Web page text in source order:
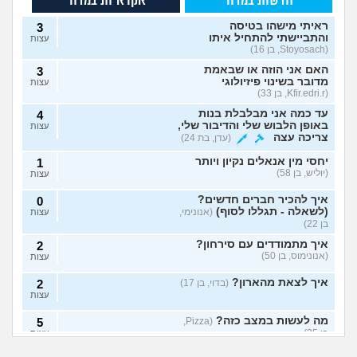
ראיתי מישהו בטיסה
והתביישתי להתחיל איתו
(Stoyosach, בן 16)
3
עצות
האם אני הוזה או שבאמת
מדובר בשינוי פיזיולוגי
(Kfir.edri.r, בן 33)
3
עצות
עד כמה אני מבלבלת בנות
באופן הלבוש שלי והדיבור שלי,
צריכה עצה
(עדן, בת 24)
4
עצות
יחסי מין אנאלים נקיון ויותר
(יוליש, בן 58)
1
עצות
איך להכיר חברים חדשים?
(לשאלה - תגללו לסוף) (אנונימי,
בן 22)
0
עצות
איך מתמודדים עם סירחון?
(אנונימוס, בן 50)
2
עצות
איך לצאת מהארון? (בדוי, בן 17) 2
עצות
מה לעשות במצב כזה?
(Pizza,
בן 25)
5
עצות
הבן זוג רוצה ללבוש
שווה לצאת מהארון?